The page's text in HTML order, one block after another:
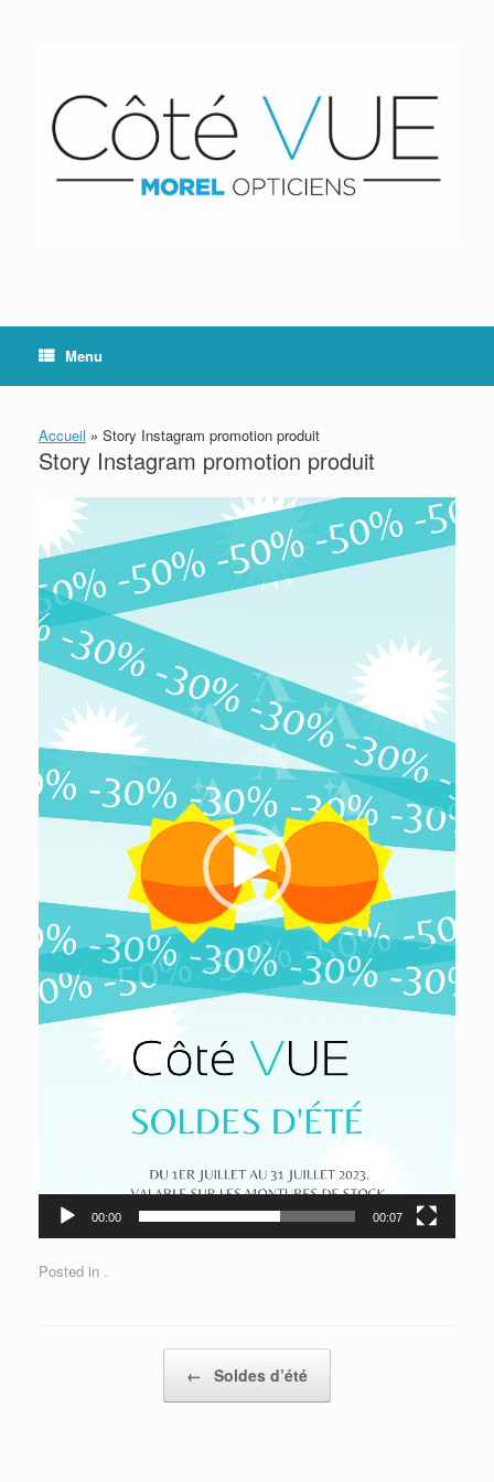
Menu
Accueil » Story Instagram promotion produit
Story Instagram promotion produit
Lecteur
vidéo
00:00 00:07
Posted in .
← Soldes d’été